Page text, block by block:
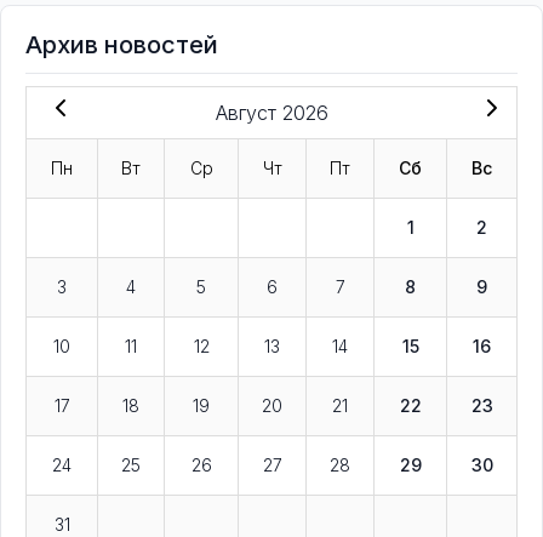
Архив новостей
Август 2026
Пн Вт Ср Чт Пт Сб Вс
1 2
3 4 5 6 7 8 9
10 11 12 13 14 15 16
17 18 19 20 21 22 23
24 25 26 27 28 29 30
31